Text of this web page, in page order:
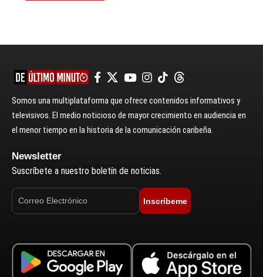
Somos una multiplataforma que ofrece contenidos informativos y
televisivos. El medio noticioso de mayor crecimiento en audiencia en
el menor tiempo en la historia de la comunicación caribeña.
Newsletter
Suscríbete a nuestro boletín de noticias.
Inscríbeme